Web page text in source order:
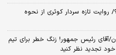
تازه سردار کوثری از نحوه
آقای رئیس جمهور! زنگ خطر برای تیم
خود تجدید نظر کنید